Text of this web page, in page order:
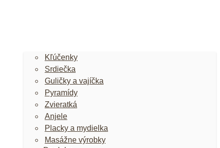
Kľúčenky
Srdiečka
Guličky a vajíčka
Pyramídy
Zvieratká
Anjele
Placky a mydielka
Masážne výrobky